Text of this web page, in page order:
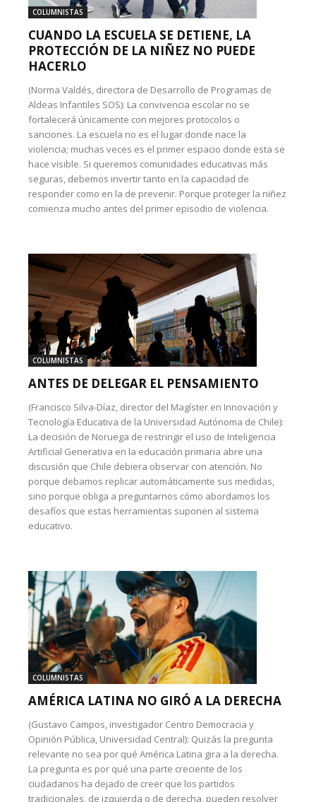
COLUMNISTAS
CUANDO LA ESCUELA SE DETIENE, LA
PROTECCIÓN DE LA NIÑEZ NO PUEDE
HACERLO
(Norma Valdés, directora de Desarrollo de Programas de
Aldeas Infantiles SOS): La convivencia escolar no se
fortalecerá únicamente con mejores protocolos o
sanciones. La escuela no es el lugar donde nace la
violencia; muchas veces es el primer espacio donde esta se
hace visible. Si queremos comunidades educativas más
seguras, debemos invertir tanto en la capacidad de
responder como en la de prevenir. Porque proteger la niñez
comienza mucho antes del primer episodio de violencia.
COLUMNISTAS
ANTES DE DELEGAR EL PENSAMIENTO
(Francisco Silva-Díaz, director del Magíster en Innovación y
Tecnología Educativa de la Universidad Autónoma de Chile):
La decisión de Noruega de restringir el uso de Inteligencia
Artificial Generativa en la educación primaria abre una
discusión que Chile debiera observar con atención. No
porque debamos replicar automáticamente sus medidas,
sino porque obliga a preguntarnos cómo abordamos los
desafíos que estas herramientas suponen al sistema
educativo.
COLUMNISTAS
AMÉRICA LATINA NO GIRÓ A LA DERECHA
(Gustavo Campos, investigador Centro Democracia y
Opinión Pública, Universidad Central): Quizás la pregunta
relevante no sea por qué América Latina gira a la derecha.
La pregunta es por qué una parte creciente de los
ciudadanos ha dejado de creer que los partidos
tradicionales, de izquierda o de derecha, pueden resolver